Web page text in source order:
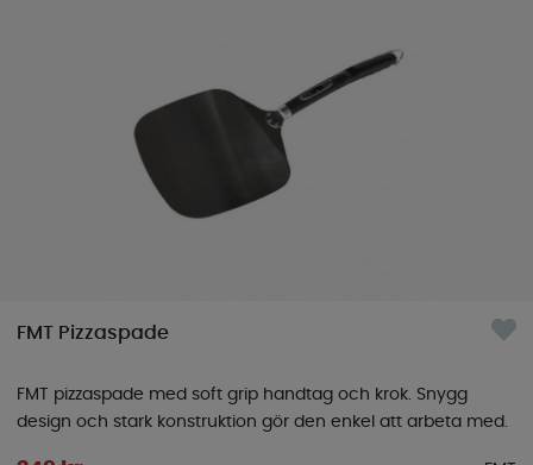
FMT Pizzaspade
FMT pizzaspade med soft grip handtag och krok. Snygg
design och stark konstruktion gör den enkel att arbeta med.